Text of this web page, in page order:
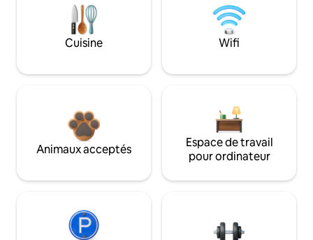
Cuisine Wifi
Animaux acceptés
Espace de travail
pour ordinateur